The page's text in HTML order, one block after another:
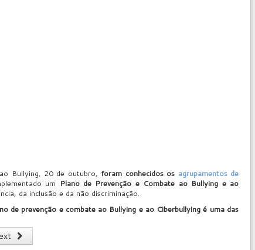
Bullying, 20 de outubro, foram conhecidos os agrupamentos de
um Plano de Prevenção e Combate ao Bullying e ao
da inclusão e da não discriminação.
de prevenção e combate ao Bullying e ao Ciberbullying é uma das